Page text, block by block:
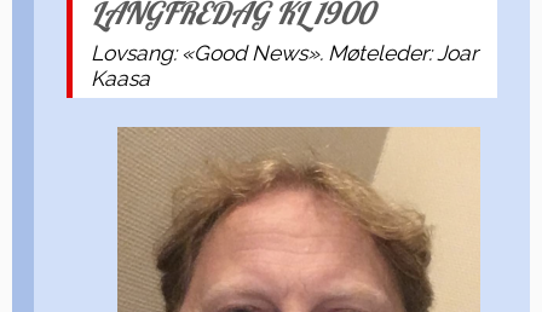
LANGFREDAG KL 1900
Lovsang: «Good News». Møteleder: Joar
Kaasa